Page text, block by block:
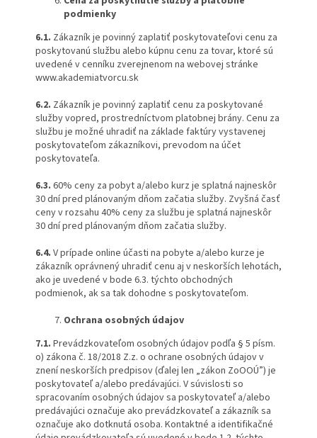
podmienky
6.1. Zákazník je povinný zaplatiť poskytovateľovi cenu za
poskytovanú službu alebo kúpnu cenu za tovar, ktoré sú
uvedené v cenníku zverejnenom na webovej stránke
www.akademiatvorcu.sk
6.2. Zákazník je povinný zaplatiť cenu za poskytované
služby vopred, prostredníctvom platobnej brány. Cenu za
službu je možné uhradiť na základe faktúry vystavenej
poskytovateľom zákazníkovi, prevodom na účet
poskytovateľa.
6.3. 60% ceny za pobyt a/alebo kurz je splatná najneskôr
30 dní pred plánovaným dňom začatia služby. Zvyšná časť
ceny v rozsahu 40% ceny za službu je splatná najneskôr
30 dní pred plánovaným dňom začatia služby.
6.4. V prípade online účasti na pobyte a/alebo kurze je
zákazník oprávnený uhradiť cenu aj v neskorších lehotách,
ako je uvedené v bode 6.3. týchto obchodných
podmienok, ak sa tak dohodne s poskytovateľom.
Ochrana osobných údajov
7.1. Prevádzkovateľom osobných údajov podľa § 5 písm.
o) zákona č. 18/2018 Z.z. o ochrane osobných údajov v
znení neskorších predpisov (ďalej len „zákon ZoOOÚ”) je
poskytovateľ a/alebo predávajúci. V súvislosti so
spracovaním osobných údajov sa poskytovateľ a/alebo
predávajúci označuje ako prevádzkovateľ a zákazník sa
označuje ako dotknutá osoba. Kontaktné a identifikačné